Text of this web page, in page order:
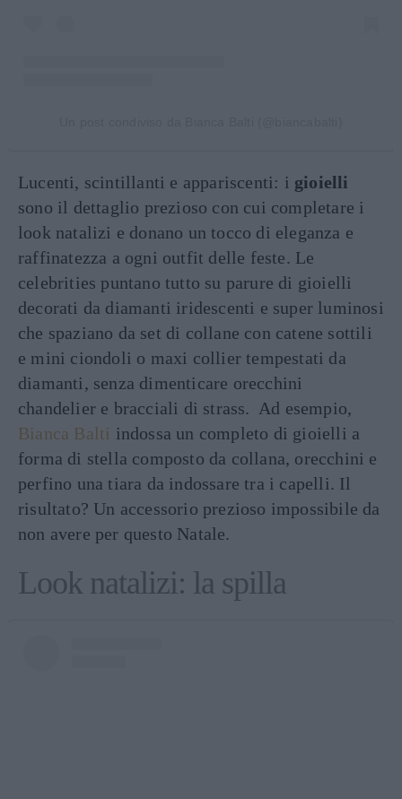
Lucenti, scintillanti e appariscenti: i gioielli
sono il dettaglio prezioso con cui completare i
look natalizi e donano un tocco di eleganza e
raffinatezza a ogni outfit delle feste. Le
celebrities puntano tutto su parure di gioielli
decorati da diamanti iridescenti e super luminosi
che spaziano da set di collane con catene sottili
e mini ciondoli o maxi collier tempestati da
diamanti, senza dimenticare orecchini
chandelier e bracciali di strass. Ad esempio,
Bianca Balti indossa un completo di gioielli a
forma di stella composto da collana, orecchini e
perfino una tiara da indossare tra i capelli. Il
risultato? Un accessorio prezioso impossibile da
non avere per questo Natale.
Look natalizi: la spilla